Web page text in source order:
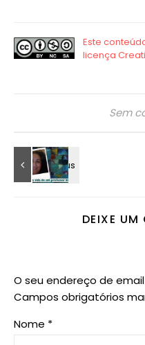
Sem
DEIXE UM
O seu endereço de
Campos obrigatórios
Nome *